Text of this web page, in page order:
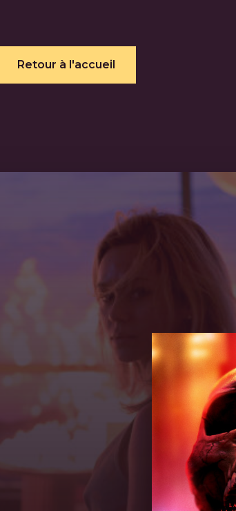
Retour à l'accueil